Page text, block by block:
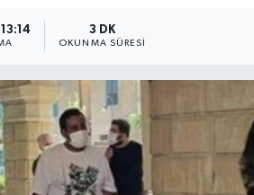
3 DK
OKUNMA SÜRESI